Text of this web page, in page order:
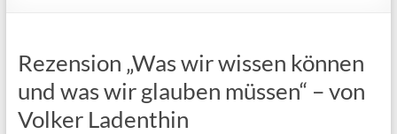
Rezension „Was wir wissen können
und was wir glauben müssen“ – von
Volker Ladenthin